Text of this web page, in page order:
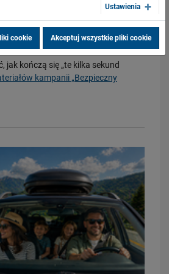
nie statystyką w raporcie.
może zdecydować o
wrócisz do domu.
jak kończą się „te kilka sekund
kampanii „Bezpieczny
więcej, niż myślisz
Ustawienia
cookie Akceptuj wszystkie pliki cookie